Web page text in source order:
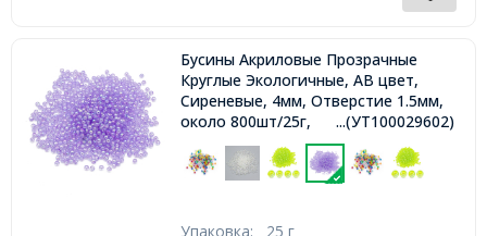
Бусины Акриловые Прозрачные
Круглые Экологичные, АВ цвет,
Сиреневые, 4мм, Отверстие 1.5мм,
около 800шт/25г,
...(УТ100029602)
Упаковка: 25 г